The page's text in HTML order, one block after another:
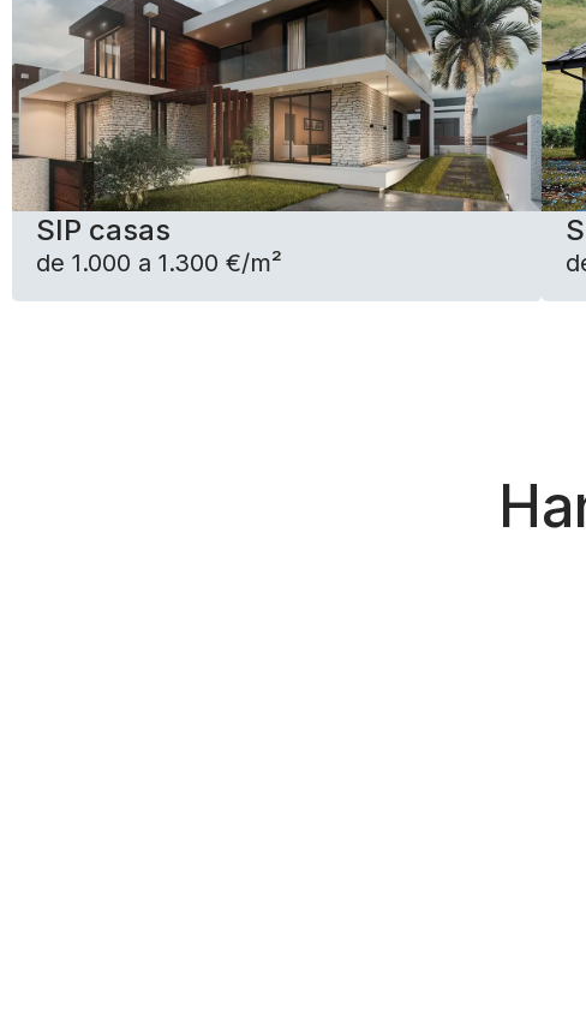
SIP casas
de 1.000 a 1.300 €/m²